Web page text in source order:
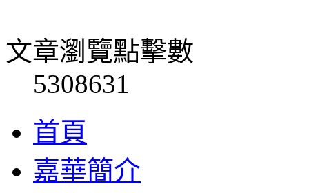
文章瀏覽點擊數
5308631
首頁
嘉華簡介